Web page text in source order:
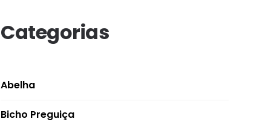
Categorias
Abelha
Bicho Preguiça